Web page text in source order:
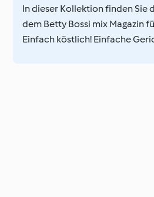
In dieser Kollektion finden Sie
dem Betty Bossi mix Magazin
Einfach köstlich! Einfache